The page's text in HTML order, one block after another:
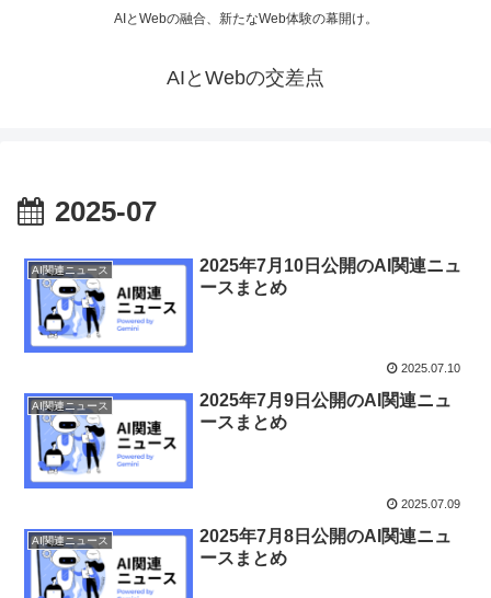
AIとWebの融合、新たなWeb体験の幕開け。
AIとWebの交差点
2025-07
AI関連ニュース
2025年7月10日公開のAI関連ニュ
ースまとめ
2025.07.10
AI関連ニュース
2025年7月9日公開のAI関連ニュ
ースまとめ
2025.07.09
AI関連ニュース
2025年7月8日公開のAI関連ニュ
ースまとめ